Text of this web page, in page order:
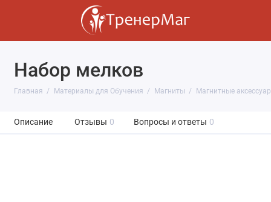
Набор мелков
Главная Материалы для Обучения Магниты Магнитные
Описание Отзывы 0 Вопросы и ответы 0